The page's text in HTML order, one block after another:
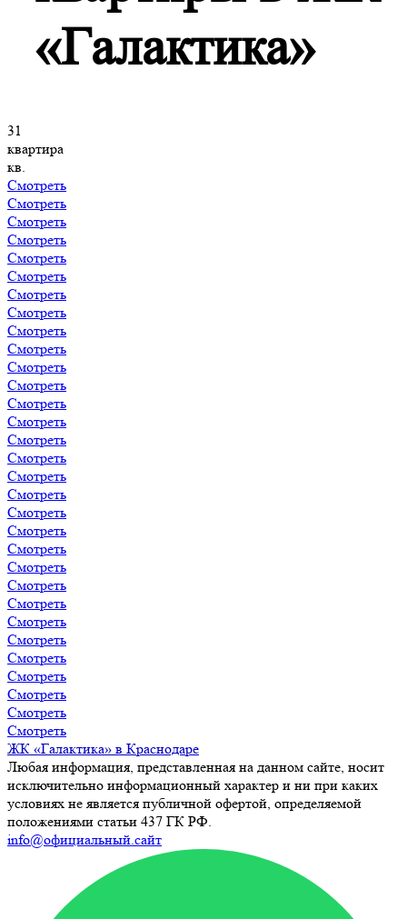
«Галактика»
31
квартира
кв.
Смотреть
Смотреть
Смотреть
Смотреть
Смотреть
Смотреть
Смотреть
Смотреть
Смотреть
Смотреть
Смотреть
Смотреть
Смотреть
Смотреть
Смотреть
Смотреть
Смотреть
Смотреть
Смотреть
Смотреть
Смотреть
Смотреть
Смотреть
Смотреть
Смотреть
Смотреть
Смотреть
Смотреть
Смотреть
Смотреть
Смотреть
ЖК «Галактика» в Краснодаре
Любая информация, представленная на данном сайте, носит
исключительно информационный характер и ни при каких
условиях не является публичной офертой, определяемой
положениями статьи 437 ГК РФ.
info@официальный.сайт